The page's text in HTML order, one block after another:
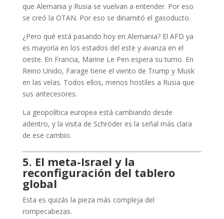
que Alemania y Rusia se vuelvan a entender. Por eso
se creó la OTAN. Por eso se dinamitó el gasoducto.
¿Pero qué está pasando hoy en Alemania? El AFD ya
es mayoría en los estados del este y avanza en el
oeste. En Francia, Marine Le Pen espera su turno. En
Reino Unido, Farage tiene el viento de Trump y Musk
en las velas. Todos ellos, menos hostiles a Rusia que
sus antecesores.
La geopolítica europea está cambiando desde
adentro, y la visita de Schröder es la señal más clara
de ese cambio.
5. El meta-Israel y la
reconfiguración del tablero
global
Esta es quizás la pieza más compleja del
rompecabezas.